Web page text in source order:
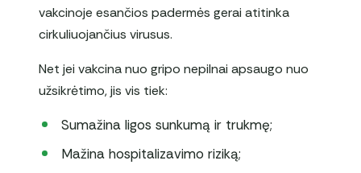
vakcinoje esančios padermės gerai atitinka
cirkuliuojančius virusus.
Net jei vakcina nuo gripo nepilnai apsaugo nuo
užsikrėtimo, jis vis tiek:
Sumažina ligos sunkumą ir trukmę;
Mažina hospitalizavimo riziką;